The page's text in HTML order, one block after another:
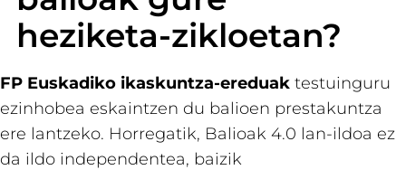
heziketa-zikloetan?
FP Euskadiko ikaskuntza-ereduak testuinguru
ezinhobea eskaintzen du balioen prestakuntza
ere lantzeko. Horregatik, Balioak 4.0 lan-ildoa ez
da ildo independentea, baizik